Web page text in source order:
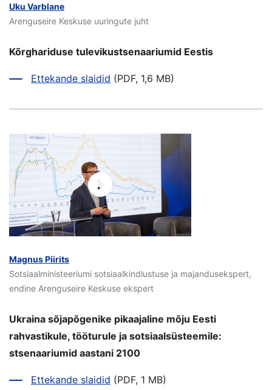
Uku Varblane
Arenguseire Keskuse uuringute juht
Kõrghariduse tulevikustsenaariumid Eestis
Ettekande slaidid (PDF, 1,6 MB)
Magnus Piirits
Sotsiaalministeeriumi sotsiaalkindlustuse ja majandusekspert,
endine Arenguseire Keskuse ekspert
Ukraina sõjapõgenike pikaajaline mõju Eesti
rahvastikule, tööturule ja sotsiaalsüsteemile:
stsenaariumid aastani 2100
Ettekande slaidid (PDF, 1 MB)